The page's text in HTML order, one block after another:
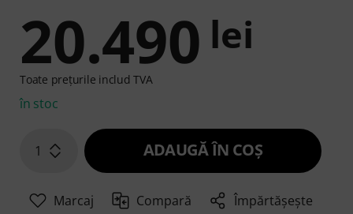
20.490 lei
Toate prețurile includ TVA
în stoc
1 ADAUGĂ ÎN COŞ
Marcaj Compară Împărtășește